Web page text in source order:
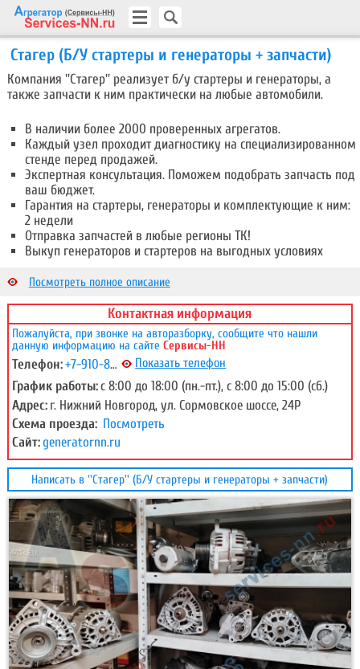
Стагер (Б/У стартеры и генераторы + запчасти)
Компания ''Стагер'' реализует б/у стартеры и генераторы, а
также запчасти к ним практически на любые автомобили.
В наличии более 2000 проверенных агрегатов.
Каждый узел проходит диагностику на специализированном
стенде перед продажей.
Экспертная консультация. Поможем подобрать запчасть под
ваш бюджет.
Гарантия на стартеры, генераторы и комплектующие к ним:
2 недели
Отправка запчастей в любые регионы ТК!
Выкуп генераторов и стартеров на выгодных условиях
бюджет, не экономя на качестве!
Посмотреть Автосервис ''СТАГЕР''
Посмотреть полное описание
Контактная информация
Пожалуйста, при звонке на авторазборку, сообщите что нашли
данную информацию на сайтеСервисы-НН
Телефон: +7-910-876-65-85 Показать телефон
График работы:с 8:00 до 18:00 (пн.-пт.), с 8:00 до 15:00 (сб.)
Адрес: г. Нижний Новгород, ул. Сормовское шоссе, 24Р
Схема проезда: Посмотреть
Сайт:generatornn.ru
Написать в ''Стагер'' (Б/У стартеры и генераторы + запчасти)